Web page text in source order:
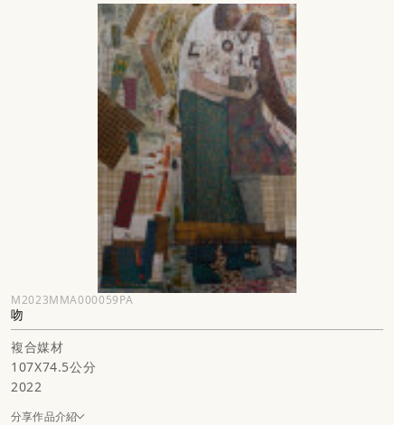
M2023MMA000059PA
吻
複合媒材
107X74.5公分
2022
分享作品介紹